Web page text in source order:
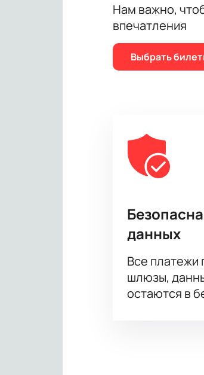
Нам важно,
впечатления
Выбрать
данных
Все платежи
шлюзы,
остаются в